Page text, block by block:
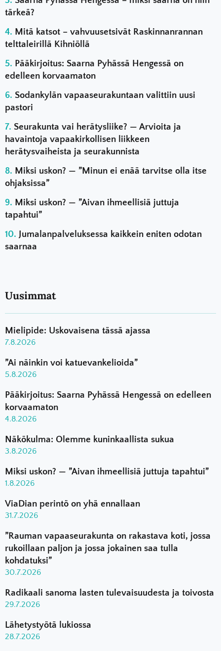
tärkeä?
Mitä katsot – vahvuusetsivät Raskinnanrannan
telttaleirillä Kihniöllä
Pääkirjoitus: Saarna Pyhässä Hengessä on
edelleen korvaamaton
Sodankylän vapaaseurakuntaan valittiin uusi
pastori
Seurakunta vai herätysliike? — Arvioita ja
havaintoja vapaakirkollisen liikkeen
herätysvaiheista ja seurakunnista
Miksi uskon? — ”Minun ei enää tarvitse olla itse
ohjaksissa”
Miksi uskon? — ”Aivan ihmeellisiä juttuja
tapahtui”
Jumalanpalveluksessa kaikkein eniten odotan
saarnaa
Uusimmat
Mielipide: Uskovaisena tässä ajassa
7.8.2026
”Ai näinkin voi katuevankelioida”
5.8.2026
Pääkirjoitus: Saarna Pyhässä Hengessä on edelleen
korvaamaton
4.8.2026
Näkökulma: Olemme kuninkaallista sukua
3.8.2026
Miksi uskon? — ”Aivan ihmeellisiä juttuja tapahtui”
1.8.2026
ViaDian perintö on yhä ennallaan
31.7.2026
”Rauman vapaaseurakunta on rakastava koti, jossa
rukoillaan paljon ja jossa jokainen saa tulla
kohdatuksi”
30.7.2026
Radikaali sanoma lasten tulevaisuudesta ja toivosta
29.7.2026
Lähetystyötä lukiossa
28.7.2026